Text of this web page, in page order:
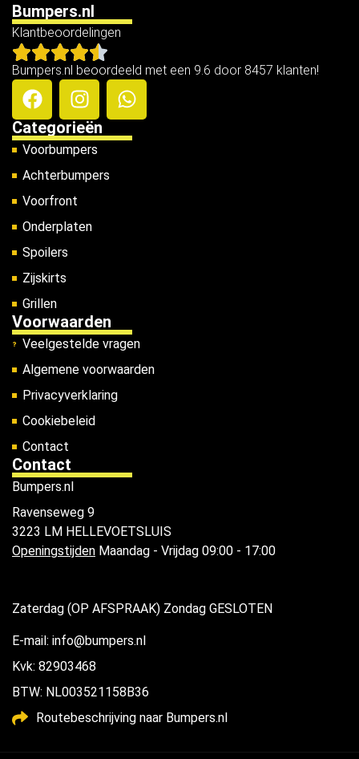
Bumpers.nl
Klantbeoordelingen
Bumpers.nl beoordeeld met een 9.6 door 8457 klanten!
Categorieën
Voorbumpers
Achterbumpers
Voorfront
Onderplaten
Spoilers
Zijskirts
Grillen
Voorwaarden
Veelgestelde vragen
Algemene voorwaarden
Privacyverklaring
Cookiebeleid
Contact
Contact
Bumpers.nl
Ravenseweg 9
3223 LM HELLEVOETSLUIS
Openingstijden Maandag - Vrijdag 09:00 - 17:00
Zaterdag (OP AFSPRAAK) Zondag GESLOTEN
E-mail: info@bumpers.nl
Kvk: 82903468
BTW: NL003521158B36
Routebeschrijving naar Bumpers.nl